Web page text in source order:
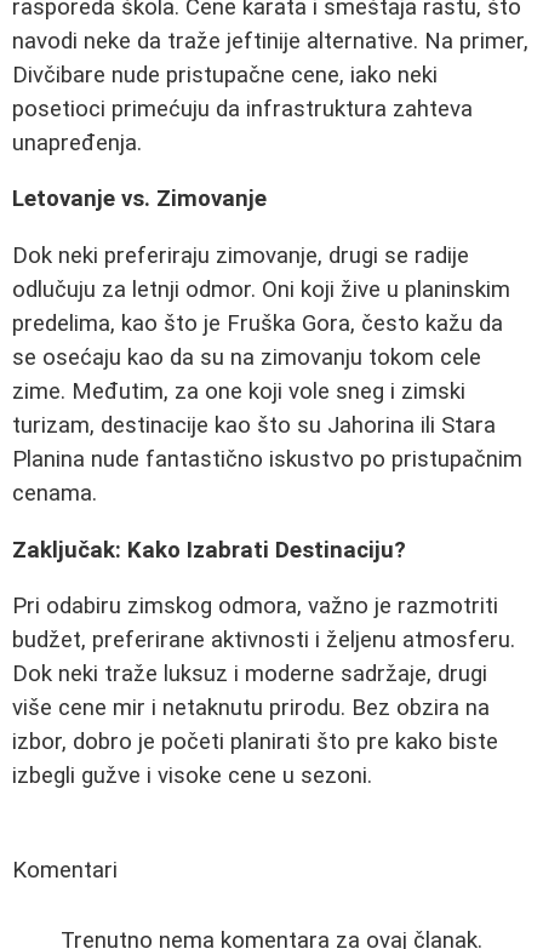
rasporeda škola. Cene karata i smeštaja rastu, što
navodi neke da traže jeftinije alternative. Na primer,
Divčibare nude pristupačne cene, iako neki
posetioci primećuju da infrastruktura zahteva
unapređenja.
Letovanje vs. Zimovanje
Dok neki preferiraju zimovanje, drugi se radije
odlučuju za letnji odmor. Oni koji žive u planinskim
predelima, kao što je Fruška Gora, često kažu da
se osećaju kao da su na zimovanju tokom cele
zime. Međutim, za one koji vole sneg i zimski
turizam, destinacije kao što su Jahorina ili Stara
Planina nude fantastično iskustvo po pristupačnim
cenama.
Zaključak: Kako Izabrati Destinaciju?
Pri odabiru zimskog odmora, važno je razmotriti
budžet, preferirane aktivnosti i željenu atmosferu.
Dok neki traže luksuz i moderne sadržaje, drugi
više cene mir i netaknutu prirodu. Bez obzira na
izbor, dobro je početi planirati što pre kako biste
izbegli gužve i visoke cene u sezoni.
Komentari
Trenutno nema komentara za ovaj članak.